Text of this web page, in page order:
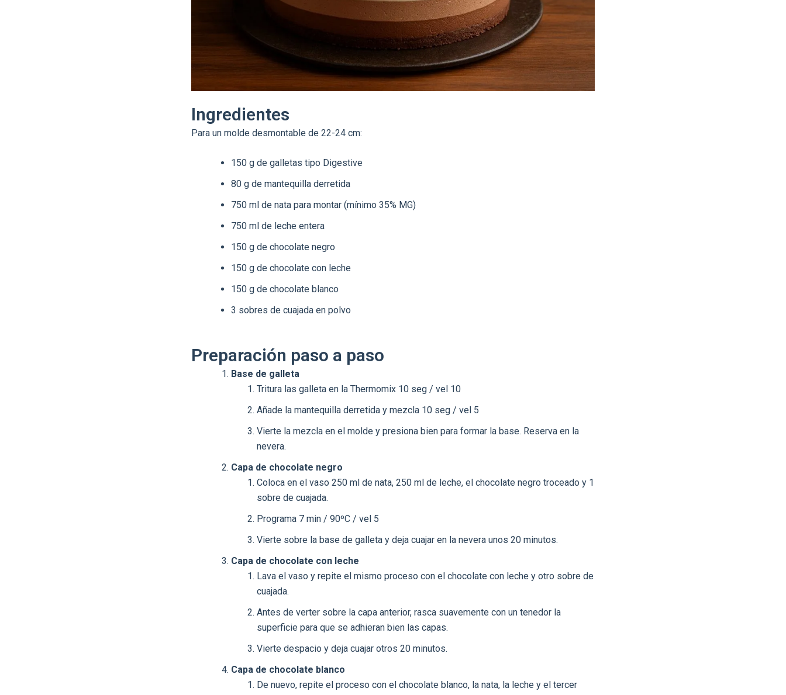
Ingredientes
Para un molde desmontable de 22-24 cm:
150 g de galletas tipo Digestive
80 g de mantequilla derretida
750 ml de nata para montar (mínimo 35% MG)
750 ml de leche entera
150 g de chocolate negro
150 g de chocolate con leche
150 g de chocolate blanco
3 sobres de cuajada en polvo
Preparación paso a paso
Base de galleta
Tritura las galleta en la Thermomix 10 seg / vel 10
Añade la mantequilla derretida y mezcla 10 seg / vel 5
Vierte la mezcla en el molde y presiona bien para formar la base. Reserva en la
nevera.
Capa de chocolate negro
Coloca en el vaso 250 ml de nata, 250 ml de leche, el chocolate negro troceado y 1
sobre de cuajada.
Programa 7 min / 90ºC / vel 5
Vierte sobre la base de galleta y deja cuajar en la nevera unos 20 minutos.
Capa de chocolate con leche
Lava el vaso y repite el mismo proceso con el chocolate con leche y otro sobre de
cuajada.
Antes de verter sobre la capa anterior, rasca suavemente con un tenedor la
superficie para que se adhieran bien las capas.
Vierte despacio y deja cuajar otros 20 minutos.
Capa de chocolate blanco
De nuevo, repite el proceso con el chocolate blanco, la nata, la leche y el tercer